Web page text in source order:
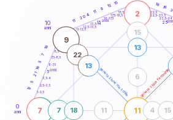
generazione maschile generazione femminile
0
anni
10
anni
1-2,5
2,5-3,5
3,5-4
6-7,5
7,5-8,5
8,5-9
11-12,5
12,5-13,5
13,5-14
16-17,5
17,5-18,5
18,5-19
21-22,5
22,5-23,5
23,5-24
12
5
21
16
5
7
16
11
20 4
11
6
13
15 18
16 3
7
2
11
9
7
15
18
13
4 15
11
6
22
13
5anni
15 anni 25anni